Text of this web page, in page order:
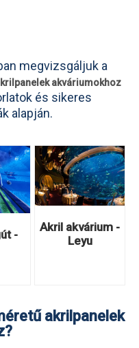
megvizsgáljuk a
akváriumokhoz
és sikeres
alapján.
-
Akril akvárium -
Leyu
akrilpanelek